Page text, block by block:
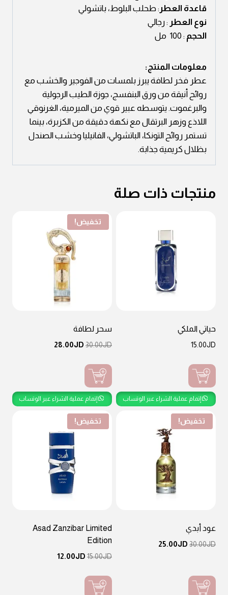
قاعدة العطر : طحلب البلوط، باتشولي
نوع العطر : رجالي
الحجم : 100 مل
معلومات المنتج:
عطر فخر لطافة يبرز بلمسات من الفوجير والخشب مع
روائح أنيقة من ورق البنفسج، جوزة الطيب الرجولية
والبرغموت. يتوسطه عبير قوي من الميرمية، الغرنوقي
اللاذع وزهر البرتقال مع نكهة دقيقة من الكزبرة، بينما
تستمر روائح التونكا، الباتشولي، الفانيليا وخشب الصندل
بظلال كريمية جذابة.
منتجات ذات صلة
حياتي الملكي
JD
15.00
إتمام عملية الشراء عبر الوتساب
تخفيض!
سحر لطافة
JD
30.00 السعر
JD
28.00
إتمام عملية الشراء عبر الوتساب
تخفيض!
عود أبدي
JD
30.00 السعر
JD
25.00
تخفيض!
Asad Zanzibar Limited
Edition
JD
15.00 السعر
هو:
JD
12.00السعر